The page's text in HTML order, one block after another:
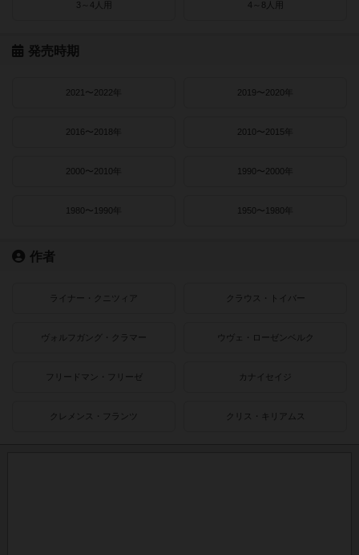
3～4人用 4～8人用
発売時期
2021〜2022年 2019〜2020年
2016〜2018年 2010〜2015年
2000〜2010年 1990〜2000年
1980〜1990年 1950〜1980年
作者
ライナー・クニツィア クラウス・トイバー
ヴォルフガング・クラマー ウヴェ・ローゼンベルク
フリードマン・フリーゼ カナイセイジ
クレメンス・フランツ クリス・キリアムス